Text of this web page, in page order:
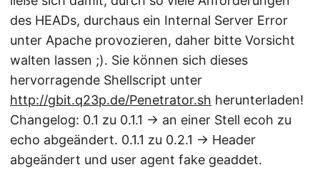
des HEADs, durchaus ein Internal Server Error
unter Apache provozieren, daher bitte Vorsicht
walten lassen ;). Sie können sich dieses
hervorragende Shellscript unter
http://gbit.q23p.de/Penetrator.sh herunterladen!
Changelog: 0.1 zu 0.1.1 -> an einer Stell ecoh zu
echo abgeändert. 0.1.1 zu 0.2.1 -> Header
abgeändert und user agent fake geaddet.